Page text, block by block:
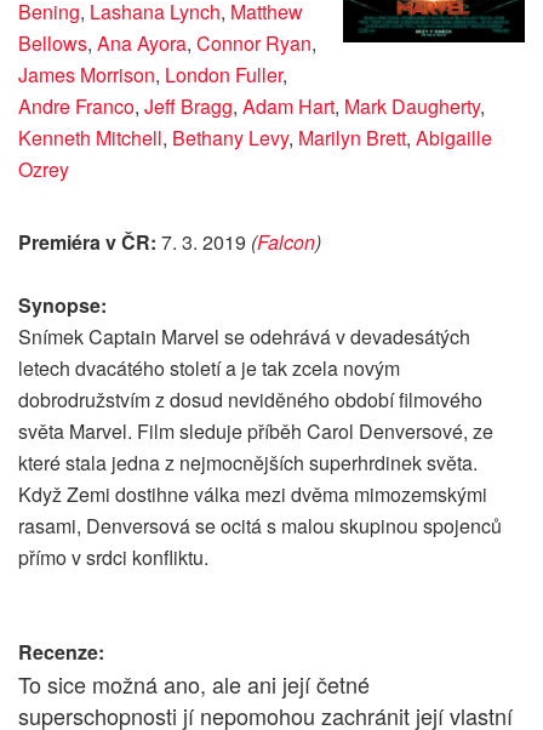
Bening, Lashana Lynch, Matthew
Bellows, Ana Ayora, Connor Ryan,
James Morrison, London Fuller,
Andre Franco, Jeff Bragg, Adam Hart, Mark Daugherty,
Kenneth Mitchell, Bethany Levy, Marilyn Brett, Abigaille
Ozrey
Premiéra v ČR: 7. 3. 2019 (Falcon)
Synopse:
Snímek Captain Marvel se odehrává v devadesátých
letech dvacátého století a je tak zcela novým
dobrodružstvím z dosud neviděného období filmového
světa Marvel. Film sleduje příběh Carol Denversové, ze
které stala jedna z nejmocnějších superhrdinek světa.
Když Zemi dostihne válka mezi dvěma mimozemskými
rasami, Denversová se ocitá s malou skupinou spojenců
přímo v srdci konfliktu.
Recenze:
To sice možná ano, ale ani její četné
superschopnosti jí nepomohou zachránit její vlastní